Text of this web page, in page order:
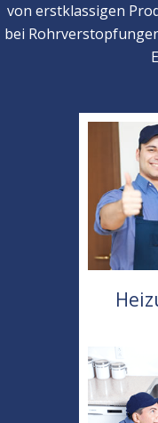
von erstklassigen
bei